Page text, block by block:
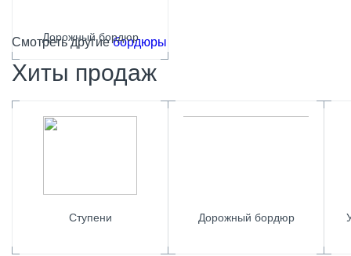
Дорожный бордюр
Смотреть другиебордюры
Хиты продаж
Ступени Дорожный бордюр